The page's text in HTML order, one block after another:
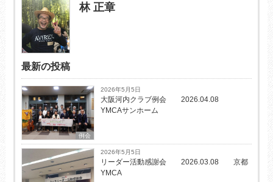
林 正章
最新の投稿
例会
2026年5月5日
大阪河内クラブ例会 2026.04.08
YMCAサンホーム
2026年5月5日
リーダー活動感謝会 2026.03.08 京都
YMCA